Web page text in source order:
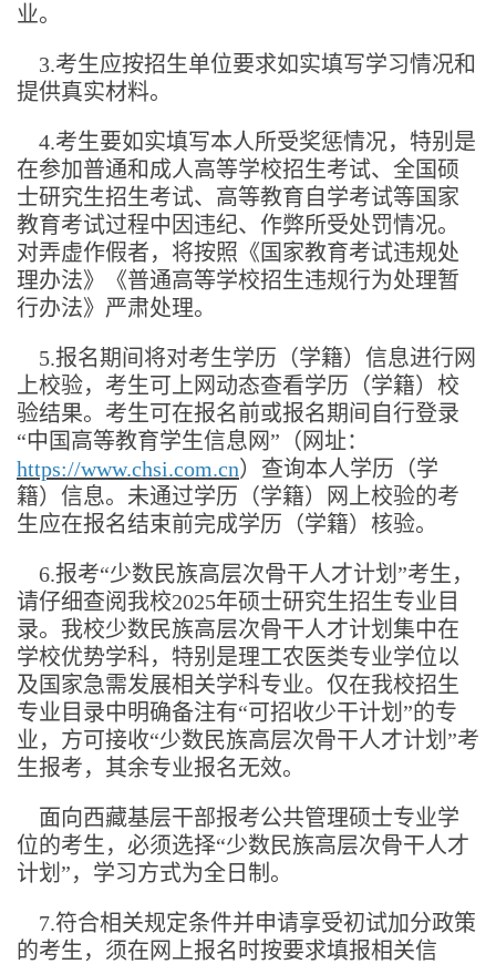
业。
3.考生应按招生单位要求如实填写学习情况和
提供真实材料。
4.考生要如实填写本人所受奖惩情况，特别是
在参加普通和成人高等学校招生考试、全国硕
士研究生招生考试、高等教育自学考试等国家
教育考试过程中因违纪、作弊所受处罚情况。
对弄虚作假者，将按照《国家教育考试违规处
理办法》《普通高等学校招生违规行为处理暂
行办法》严肃处理。
5.报名期间将对考生学历（学籍）信息进行网
上校验，考生可上网动态查看学历（学籍）校
验结果。考生可在报名前或报名期间自行登录
“中国高等教育学生信息网”（网址：
https://www.chsi.com.cn）查询本人学历（学
籍）信息。未通过学历（学籍）网上校验的考
生应在报名结束前完成学历（学籍）核验。
6.报考“少数民族高层次骨干人才计划”考生，
请仔细查阅我校2025年硕士研究生招生专业目
录。我校少数民族高层次骨干人才计划集中在
学校优势学科，特别是理工农医类专业学位以
及国家急需发展相关学科专业。仅在我校招生
专业目录中明确备注有“可招收少干计划”的专
业，方可接收“少数民族高层次骨干人才计划”考
生报考，其余专业报名无效。
面向西藏基层干部报考公共管理硕士专业学
位的考生，必须选择“少数民族高层次骨干人才
计划”，学习方式为全日制。
7.符合相关规定条件并申请享受初试加分政策
的考生，须在网上报名时按要求填报相关信